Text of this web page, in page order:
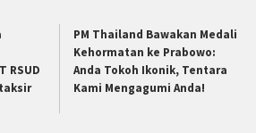
RSUD
PM Thailand Bawakan Medali
Kehormatan ke Prabowo:
Anda Tokoh Ikonik, Tentara
Kami Mengagumi Anda!